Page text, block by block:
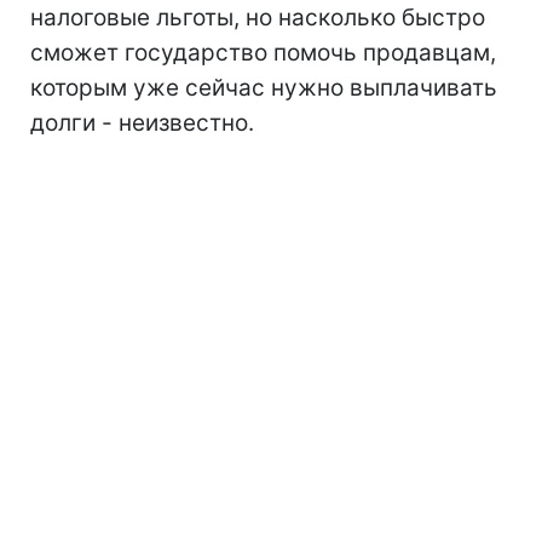
налоговые льготы, но насколько быстро
сможет государство помочь продавцам,
которым уже сейчас нужно выплачивать
долги - неизвестно.